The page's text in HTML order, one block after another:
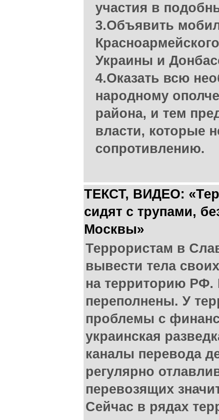
участия в
3.Объявить
Украины и
4.Оказать всю
народному
района, и тем
власти, которые
сопротивлению.
ТЕКСТ, ВИДЕО:
сидят с трупами,
Москвы»
Террористам в
вывести тела
на территорию РФ.
переполнены. У
проблемы с
украинская
каналы перевода
регулярно
перевозящих
Сейчас в рядах